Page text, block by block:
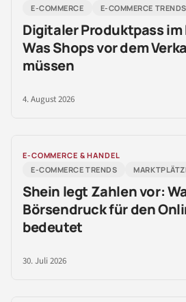
E-COMMERCE
E-COMMERCE TRENDS
Digitaler Produktpass im
Was Shops vor dem
müssen
4. August 2026
E-COMMERCE & HANDEL
E-COMMERCE TRENDS
Shein legt Zahlen vor:
Börsendruck für den
bedeutet
30. Juli 2026